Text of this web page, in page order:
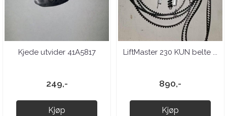
Kjede utvider 41A5817
249,-
Kjøp
LiftMaster 230 KUN belte ...
890,-
Kjøp